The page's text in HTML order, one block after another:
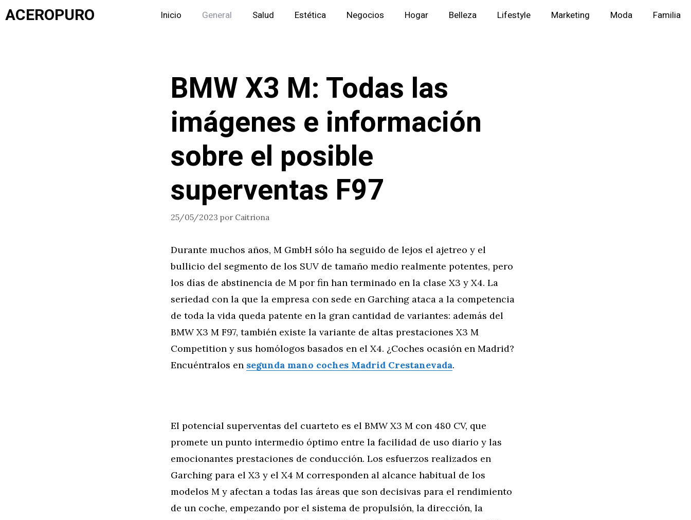
Saltar
alACEROPURO Inicio General Salud Estética Negocios Hogar Belleza Lifestyle Marketing Moda Familia
BMW X3 M: Todas las
imágenes e información
sobre el posible
superventas F97
25/05/2023 por Caitriona
Durante muchos años, M GmbH sólo ha seguido de lejos el ajetreo y el
bullicio del segmento de los SUV de tamaño medio realmente potentes, pero
los días de abstinencia de M por fin han terminado en la clase X3 y X4. La
seriedad con la que la empresa con sede en Garching ataca a la competencia
de toda la vida queda patente en la gran cantidad de variantes: además del
BMW X3 M F97, también existe la variante de altas prestaciones X3 M
Competition y sus homólogos basados en el X4. ¿Coches ocasión en Madrid?
Encuéntralos en segunda mano coches Madrid Crestanevada.
El potencial superventas del cuarteto es el BMW X3 M con 480 CV, que
promete un punto intermedio óptimo entre la facilidad de uso diario y las
emocionantes prestaciones de conducción. Los esfuerzos realizados en
Garching para el X3 y el X4 M corresponden al alcance habitual de los
modelos M y afectan a todas las áreas que son decisivas para el rendimiento
de un coche, empezando por el sistema de propulsión, la dirección, la